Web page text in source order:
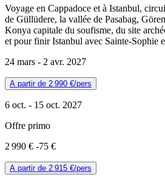
Voyage en Cappadoce et à Istanbul,
de Güllüdere, la vallée de Pasabag,
Konya capitale du soufisme, du site
et pour finir Istanbul avec Sainte-Sophie
24 mars - 2 avr. 2027
A partir de 2 990 €/pers
6 oct. - 15 oct. 2027
Offre primo
2 990 € -75 €
A partir de 2 915 €/pers